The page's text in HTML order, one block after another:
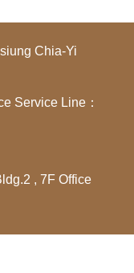
Chia-Yi
Service Line：
, 7F Office